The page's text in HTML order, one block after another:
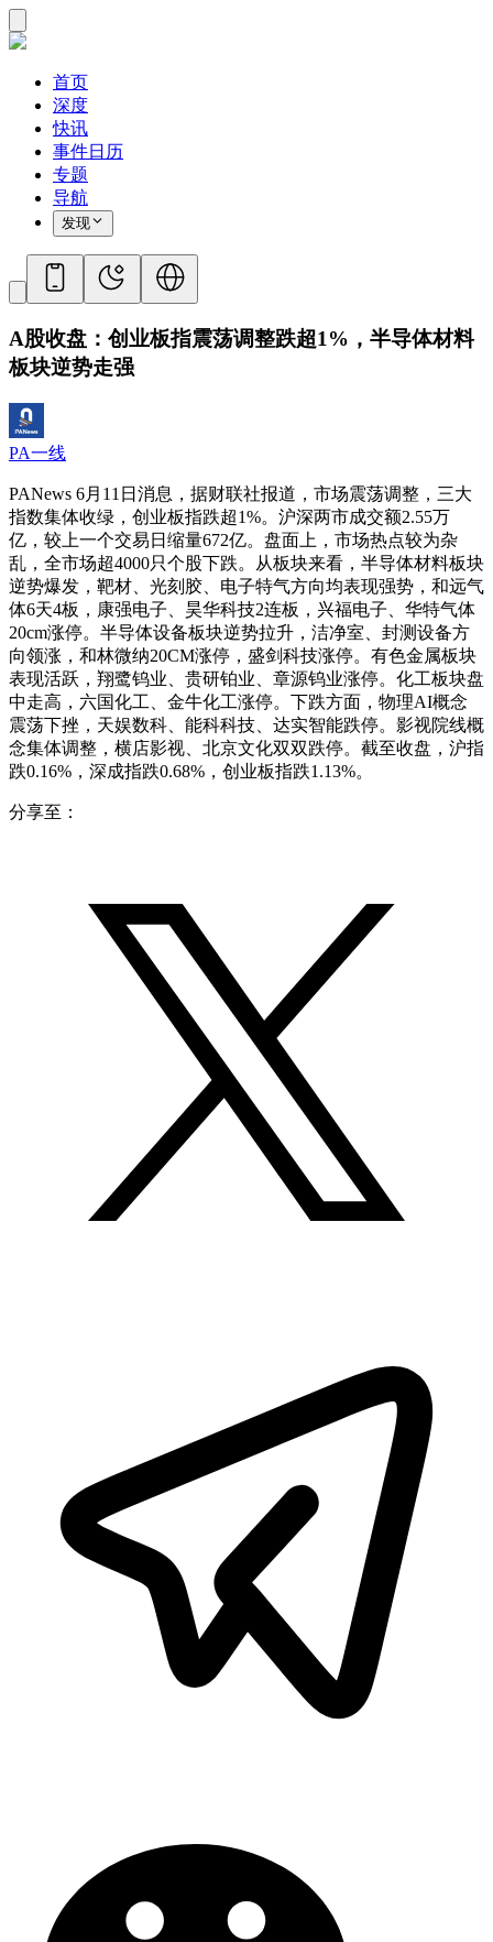
首页
深度
快讯
事件日历
专题
导航
发现
A股收盘：创业板指震荡调整跌超1%，半导体材料
板块逆势走强
PA一线
PANews 6月11日消息，据财联社报道，市场震荡调整，三大
指数集体收绿，创业板指跌超1%。沪深两市成交额2.55万
亿，较上一个交易日缩量672亿。盘面上，市场热点较为杂
乱，全市场超4000只个股下跌。从板块来看，半导体材料板块
逆势爆发，靶材、光刻胶、电子特气方向均表现强势，和远气
体6天4板，康强电子、昊华科技2连板，兴福电子、华特气体
20cm涨停。半导体设备板块逆势拉升，洁净室、封测设备方
向领涨，和林微纳20CM涨停，盛剑科技涨停。有色金属板块
表现活跃，翔鹭钨业、贵研铂业、章源钨业涨停。化工板块盘
中走高，六国化工、金牛化工涨停。下跌方面，物理AI概念
震荡下挫，天娱数科、能科科技、达实智能跌停。影视院线概
念集体调整，横店影视、北京文化双双跌停。截至收盘，沪指
跌0.16%，深成指跌0.68%，创业板指跌1.13%。
分享至：